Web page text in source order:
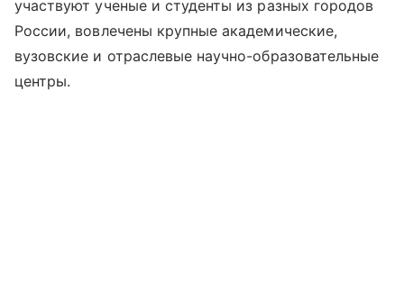
участвуют ученые и студенты из разных городов
России, вовлечены крупные академические,
вузовские и отраслевые научно-образовательные
центры.